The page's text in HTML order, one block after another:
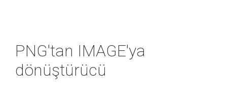
PNG'tan IMAGE'ya
dönüştürücü